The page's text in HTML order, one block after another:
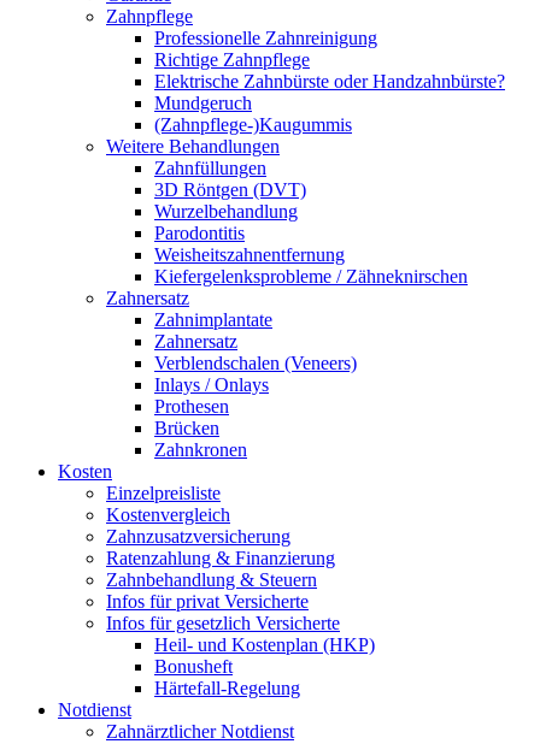
Zahnpflege
Professionelle Zahnreinigung
Richtige Zahnpflege
Elektrische Zahnbürste oder Handzahnbürste?
Mundgeruch
(Zahnpflege-)Kaugummis
Weitere Behandlungen
Zahnfüllungen
3D Röntgen (DVT)
Wurzelbehandlung
Parodontitis
Weisheitszahnentfernung
Kiefergelenksprobleme / Zähneknirschen
Zahnersatz
Zahnimplantate
Zahnersatz
Verblendschalen (Veneers)
Inlays / Onlays
Prothesen
Brücken
Zahnkronen
Kosten
Einzelpreisliste
Kostenvergleich
Zahnzusatzversicherung
Ratenzahlung & Finanzierung
Zahnbehandlung & Steuern
Infos für privat Versicherte
Infos für gesetzlich Versicherte
Heil- und Kostenplan (HKP)
Bonusheft
Härtefall-Regelung
Notdienst
Zahnärztlicher Notdienst